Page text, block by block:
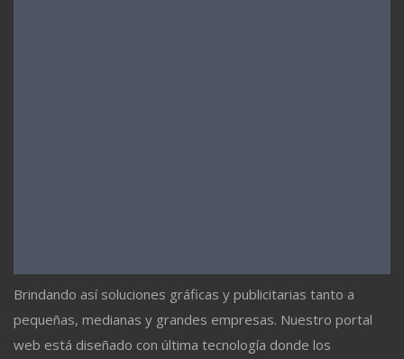
Brindando así soluciones gráficas y publicitarias tanto a
pequeñas, medianas y grandes empresas. Nuestro portal
web está diseñado con última tecnología donde los